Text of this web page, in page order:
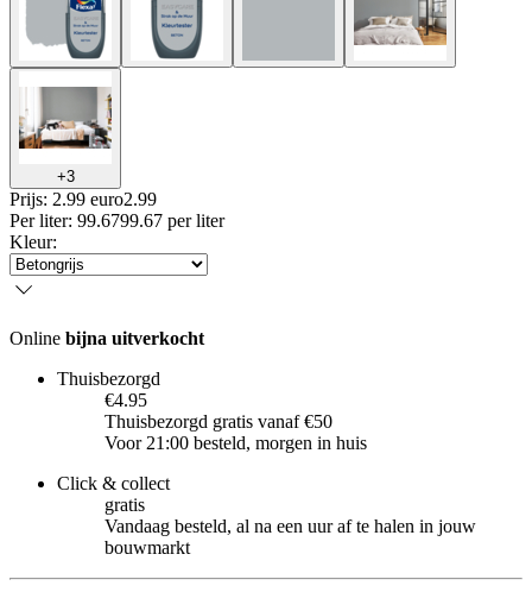
+3
Prijs: 2.99 euro2.99
Per liter: 99.6799.67 per liter
Kleur:
Online bijna uitverkocht
Thuisbezorgd
€4.95
Thuisbezorgd gratis vanaf €50
Voor 21:00 besteld, morgen in huis
Click & collect
gratis
Vandaag besteld, al na een uur af te halen in jouw
bouwmarkt